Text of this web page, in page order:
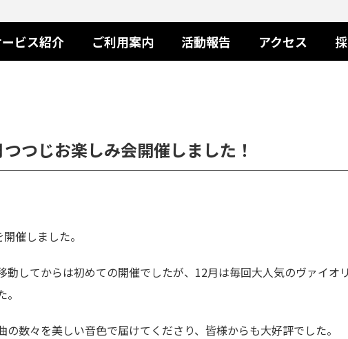
ビス紹介 ご利用案内 活動報告 アクセス
つつじお楽しみ会開催しました！
催しました。
動してからは初めての開催でしたが、12月は毎回大人気のヴァイオ
数々を美しい音色で届けてくださり、皆様からも大好評でした。